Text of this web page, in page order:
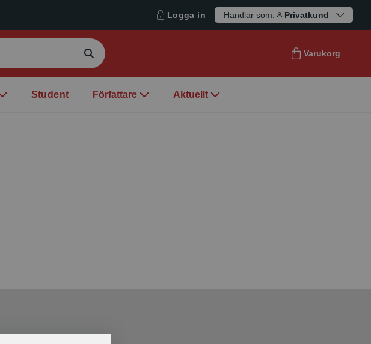
Logga in Handlar som: Privatkund
Varukorg
Student Författare Aktuellt